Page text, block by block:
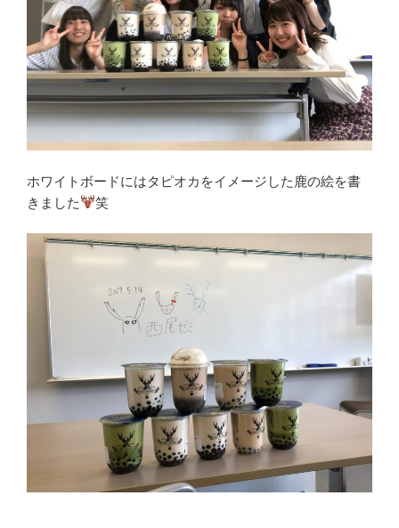
ホワイトボードにはタピオカをイメージした鹿の絵を書
きました
笑